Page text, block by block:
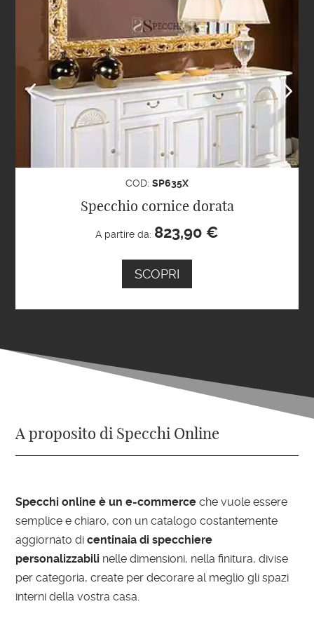
COD:SP635X
Specchio cornice dorata
A partire da: 823,90 €
SCOPRI
A proposito di Specchi Online
Specchi online è un e-commerce che vuole essere
semplice e chiaro, con un catalogo costantemente
aggiornato dicentinaia di specchiere
personalizzabili nelle dimensioni, nella finitura, divise
per categoria, create per decorare al meglio gli spazi
interni della vostra casa.